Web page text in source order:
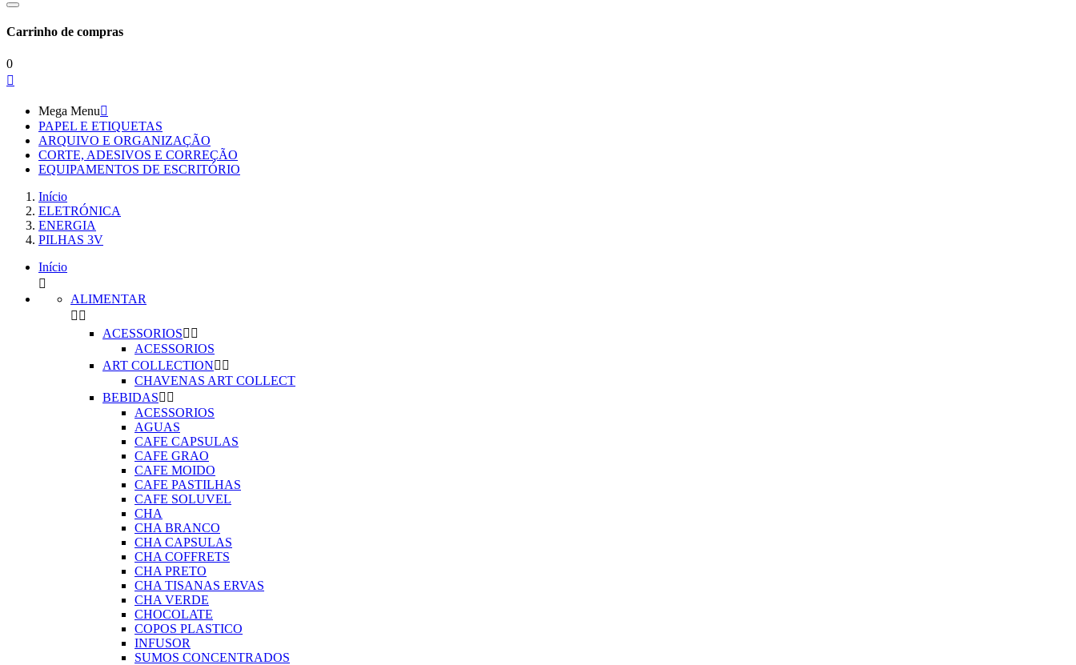
Carrinho de compras
0

Mega Menu
PAPEL E ETIQUETAS
ARQUIVO E ORGANIZAÇÃO
CORTE, ADESIVOS E CORREÇÃO
EQUIPAMENTOS DE ESCRITÓRIO
Início
ELETRÓNICA
ENERGIA
PILHAS 3V
Início

ALIMENTAR
 
ACESSORIOS 
ACESSORIOS
ART COLLECTION 
CHAVENAS ART COLLECT
BEBIDAS 
ACESSORIOS
AGUAS
CAFE CAPSULAS
CAFE GRAO
CAFE MOIDO
CAFE PASTILHAS
CAFE SOLUVEL
CHA
CHA BRANCO
CHA CAPSULAS
CHA COFFRETS
CHA PRETO
CHA TISANAS ERVAS
CHA VERDE
CHOCOLATE
COPOS PLASTICO
INFUSOR
SUMOS CONCENTRADOS